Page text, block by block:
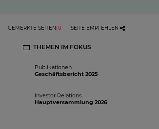
GEMERKTE SEITEN:0 SEITE EMPFEHLEN
THEMEN IM FOKUS
Publikationen
Geschäftsbericht 2025
Investor Relations
Hauptversammlung 2026